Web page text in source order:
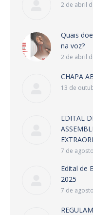
2 de abril
Quais
na voz?
2 de abril
CHAPA
13 de
EDITAL
7 de
Edital de
2025
7 de